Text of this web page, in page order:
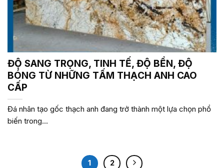
ĐỘ SANG TRỌNG, TINH TẾ, ĐỘ BỀN, ĐỘ
BÓNG TỪ NHỮNG TẤM THẠCH ANH CAO
CẤP
Đá nhân tạo gốc thạch anh đang trở thành một lựa chọn phổ
biến trong...
1 2